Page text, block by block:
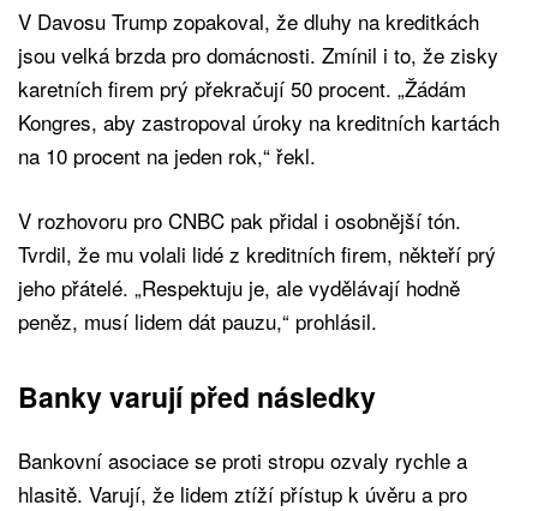
V Davosu Trump zopakoval, že dluhy na kreditkách
jsou velká brzda pro domácnosti. Zmínil i to, že zisky
karetních firem prý překračují 50 procent. „Žádám
Kongres, aby zastropoval úroky na kreditních kartách
na 10 procent na jeden rok,“ řekl.
V rozhovoru pro CNBC pak přidal i osobnější tón.
Tvrdil, že mu volali lidé z kreditních firem, někteří prý
jeho přátelé. „Respektuju je, ale vydělávají hodně
peněz, musí lidem dát pauzu,“ prohlásil.
Banky varují před následky
Bankovní asociace se proti stropu ozvaly rychle a
hlasitě. Varují, že lidem ztíží přístup k úvěru a pro